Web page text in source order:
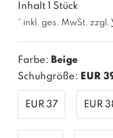
Inhalt1Stück
* inkl. ges. MwSt. zzgl.
Farbe: Beige
Schuhgröße: EUR
EUR 37 EUR